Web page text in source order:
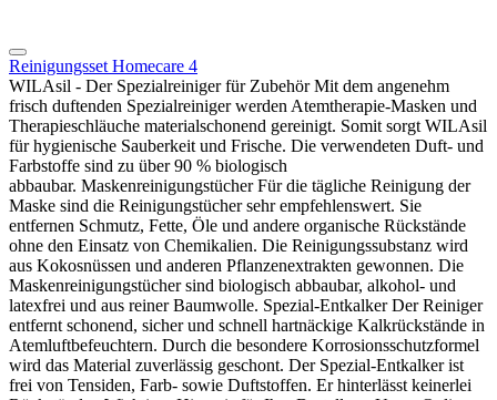
Reinigungsset Homecare 4
WILAsil - Der Spezialreiniger für Zubehör Mit dem angenehm
frisch duftenden Spezialrei­niger werden Atemtherapie-Masken und
Thera­pieschläuche materialschonend gereinigt. Somit sorgt WILAsil
für hygienische Sauberkeit und Frische. Die verwendeten Duft- und
Farbstoffe sind zu über 90 % biologisch
abbaubar. Maskenreinigungstücher Für die tägliche Reinigung der
Maske sind die Rei­nigungstücher sehr empfehlenswert. Sie
entfernen Schmutz, Fette, Öle und andere organische Rück­stände
ohne den Einsatz von Chemikalien. Die Reinigungssubstanz wird
aus Kokosnüssen und anderen Pflanzenextrakten gewonnen. Die
Mas­kenreinigungstücher sind biologisch abbaubar, alkohol- und
latexfrei und aus reiner Baumwolle. Spezial-Entkalker Der Reiniger
entfernt schonend, sicher und schnell hartnäckige Kalkrückstände in
Atemluftbefeuch­tern. Durch die besondere Korrosionsschutzfor­mel
wird das Material zuverlässig geschont. Der Spezial-Entkalker ist
frei von Tensiden, Farb- sowie Duftstoffen. Er hinterlässt keinerlei